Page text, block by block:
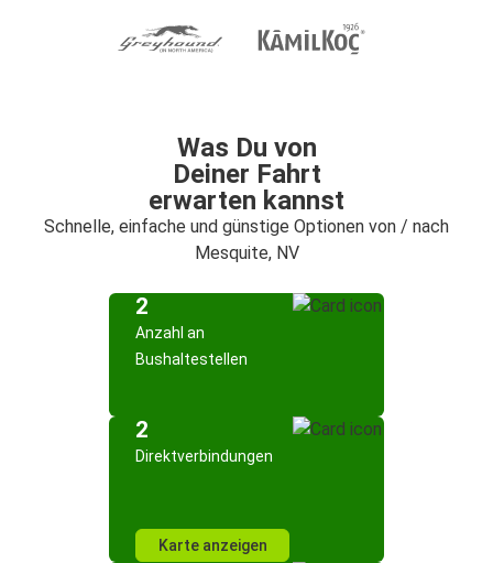
Was Du von
Deiner Fahrt
erwarten kannst
Schnelle, einfache und günstige Optionen von / nach
Mesquite, NV
2
Anzahl an
Bushaltestellen
2
Direktverbindungen
Karte anzeigen